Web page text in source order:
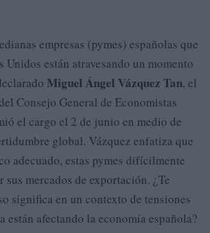
empresas (pymes) españolas que
Unidos están atravesando un momento
Miguel Ángel Vázquez Tan, el
Consejo General de Economistas
el cargo el 2 de junio en medio de
global. Vázquez enfatiza que
adecuado, estas pymes difícilmente
mercados de exportación. ¿Te
significa en un contexto de tensiones
están afectando la economía española?